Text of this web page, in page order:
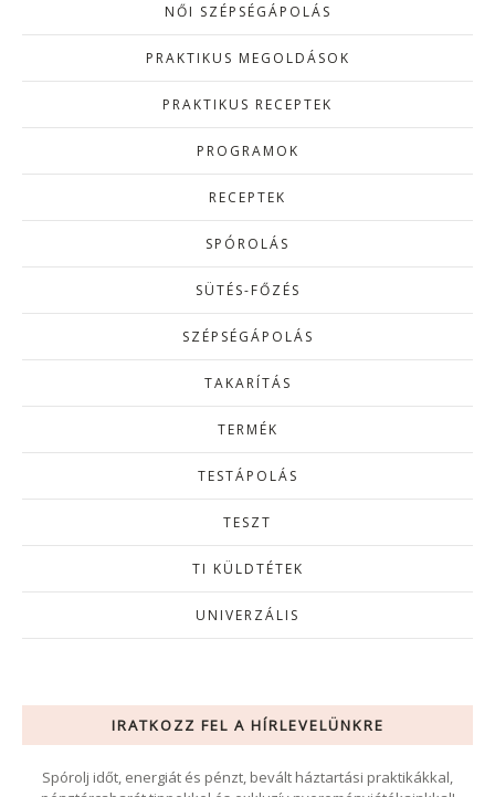
NŐI SZÉPSÉGÁPOLÁS
PRAKTIKUS MEGOLDÁSOK
PRAKTIKUS RECEPTEK
PROGRAMOK
RECEPTEK
SPÓROLÁS
SÜTÉS-FŐZÉS
SZÉPSÉGÁPOLÁS
TAKARÍTÁS
TERMÉK
TESTÁPOLÁS
TESZT
TI KÜLDTÉTEK
UNIVERZÁLIS
IRATKOZZ FEL A HÍRLEVELÜNKRE
Spórolj időt, energiát és pénzt, bevált háztartási praktikákkal,